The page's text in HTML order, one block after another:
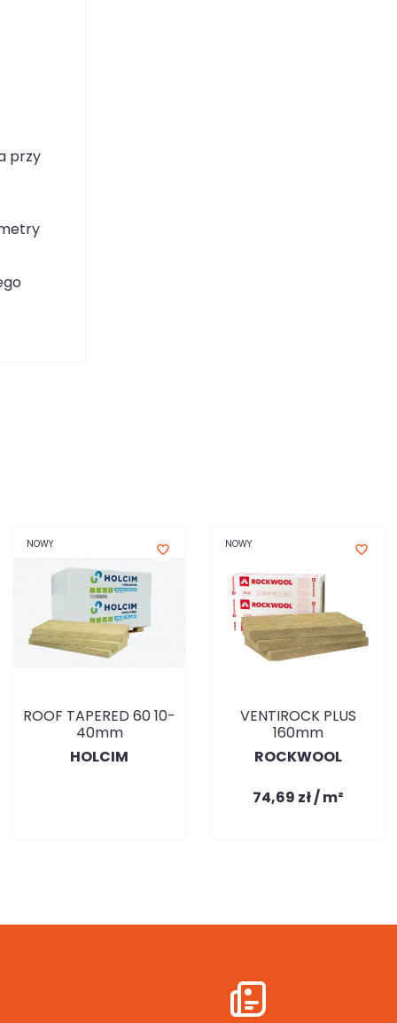
przy
NOWY favorite_border
ROOF TAPERED 60 10-
40mm
HOLCIM
NOWY favorite_border
VENTIROCK PLUS
160mm
ROCKWOOL
74,69 zł / m²